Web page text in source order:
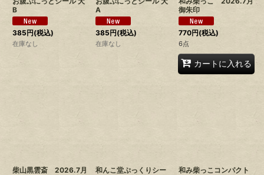
B
385円(税込)
在庫なし
A
385円(税込)
在庫なし
御朱印
770円(税込)
6点
カートに入れる
柴山黒雲斎 2026.7月
和んこ堂ぷっくりシー
和み柴っこコンパクト